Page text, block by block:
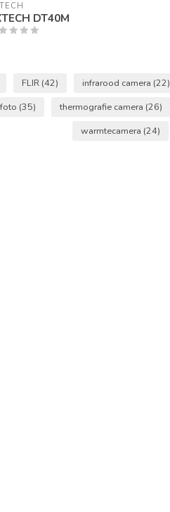
DT40M
FLIR (42) infrarood camera (22)
(35) thermografie camera (26)
warmtecamera (24)